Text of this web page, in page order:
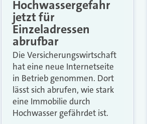
Hochwassergefahr
jetzt für
Einzeladressen
abrufbar
Die Versicherungswirtschaft
hat eine neue Internetseite
in Betrieb genommen. Dort
lässt sich abrufen, wie stark
eine Immobilie durch
Hochwasser gefährdet ist.